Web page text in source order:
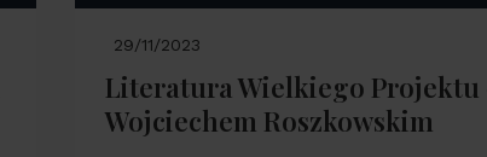
29/11/2023
Literatura Wielkiego Projektu
Wojciechem Roszkowskim